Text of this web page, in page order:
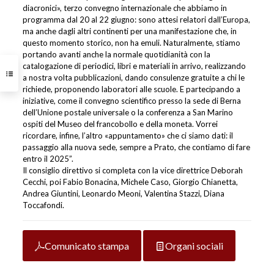
diacronici», terzo convegno internazionale che abbiamo in
programma dal 20 al 22 giugno: sono attesi relatori dall’Europa,
ma anche dagli altri continenti per una manifestazione che, in
questo momento storico, non ha emuli. Naturalmente, stiamo
portando avanti anche la normale quotidianità con la
catalogazione di periodici, libri e materiali in arrivo, realizzando
a nostra volta pubblicazioni, dando consulenze gratuite a chi le
richiede, proponendo laboratori alle scuole. E partecipando a
iniziative, come il convegno scientifico presso la sede di Berna
dell’Unione postale universale o la conferenza a San Marino
ospiti del Museo del francobollo e della moneta. Vorrei
ricordare, infine, l’altro «appuntamento» che ci siamo dati: il
passaggio alla nuova sede, sempre a Prato, che contiamo di fare
entro il 2025”.
Il consiglio direttivo si completa con la vice direttrice Deborah
Cecchi, poi Fabio Bonacina, Michele Caso, Giorgio Chianetta,
Andrea Giuntini, Leonardo Meoni, Valentina Stazzi, Diana
Toccafondi.
Comunicato stampa Organi sociali